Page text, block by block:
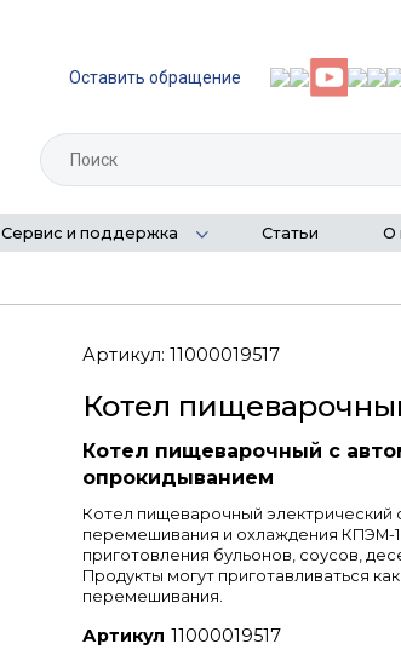
Оставить обращение
Сервис и поддержка Статьи О
Артикул: 11000019517
Котел
Котел пищеварочный с
опрокидыванием
Котел пищеварочный электрический
перемешивания и охлаждения КПЭМ-
приготовления бульонов, соусов,
Продукты могут приготавливаться
перемешивания.
Артикул 11000019517